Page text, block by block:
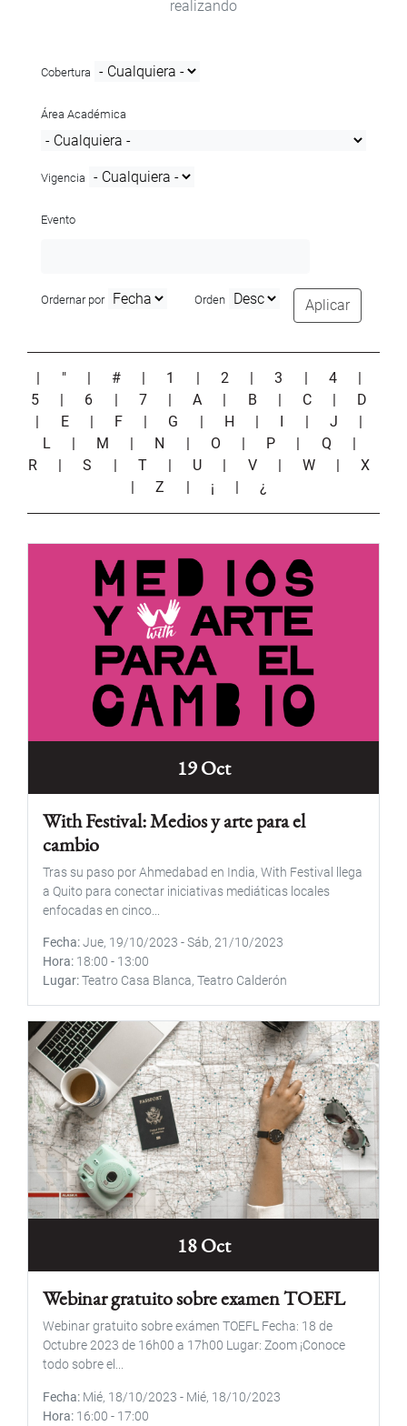
realizando
Cobertura
Área Académica
Vigencia
Evento
Ordernar por Orden Aplicar
| " | # | 1 | 2 |3 | 4
|
5
| 6 | 7 |A | B | C | D
| E | F | G | H | I | J
|
L
| M | N | O | P | Q
|
R
|S | T | U | V |W |X
|Z | ¡ |¿
19 Oct
With Festival: Medios y arte para el
cambio
Tras su paso por Ahmedabad en India, With Festival llega
a Quito para conectar iniciativas mediáticas locales
enfocadas en cinco...
Fecha Jue, 19/10/2023 -Sáb, 21/10/2023
Hora 18:00 - 13:00
Lugar Teatro Casa Blanca, Teatro Calderón
18 Oct
Webinar gratuito sobre examen TOEFL
Webinar gratuito sobre exámen TOEFL Fecha: 18 de
Octubre 2023 de 16h00 a 17h00 Lugar: Zoom ¡Conoce
todo sobre el...
Fecha Mié, 18/10/2023 - Mié, 18/10/2023
Hora 16:00 - 17:00